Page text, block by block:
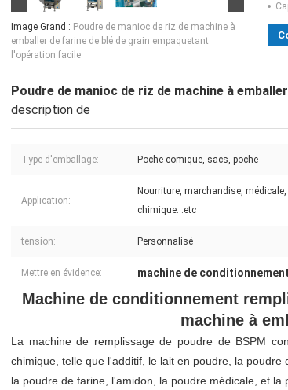
Image Grand : Poudre de manioc de riz de machine à
emballer de farine de blé de grain empaquetant
l'opération facile
Poudre de manioc de riz de machine à
description de
Type d'emballage: Poche comique, sacs, poche
Application:
Nourriture, marchandise,
chimique. .etc
tension: Personnalisé
Mettre en évidence: machine de
Machine de conditionnement
machine à
La machine de remplissage de poudre de BSPM
chimique, telle que l'additif, le lait en poudre, la
la poudre de farine, l'amidon, la poudre médicale, et la